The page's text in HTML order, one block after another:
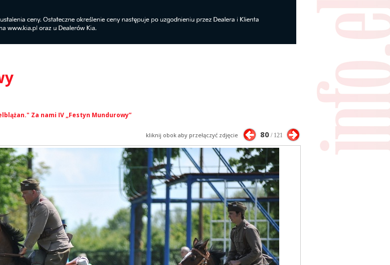
Za nami IV „Festyn Mundurowy”
kliknij obok aby przełączyć zdjęcie 80/ 121